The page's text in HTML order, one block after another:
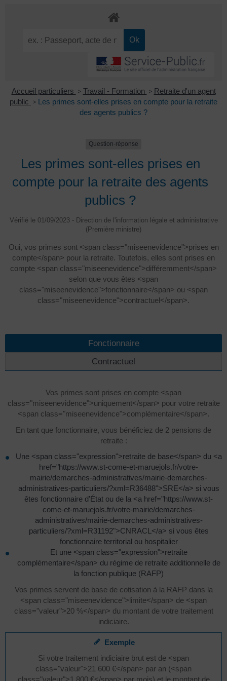
Accueil particuliers > Travail - Formation > Retraite d'un agent
public > Les primes sont-elles prises en compte pour la retraite
des agents publics ?
Question-réponse
Les primes sont-elles prises en
compte pour la retraite des agents
publics ?
Vérifié le 01/09/2023 - Direction de l'information légale et administrative
(Première ministre)
Oui, vos primes sont <span class="miseenevidence">prises en
compte</span> pour la retraite. Toutefois, elles sont prises en
compte <span class="miseenevidence">différemment</span>
selon que vous êtes <span
class="miseenevidence">fonctionnaire</span> ou <span
class="miseenevidence">contractuel</span>.
Fonctionnaire
Contractuel
Vos primes sont prises en compte <span
class="miseenevidence">uniquement</span> pour votre retraite
<span class="miseenevidence">complémentaire</span>.
En tant que fonctionnaire, vous bénéficiez de 2 pensions de
retraite :
Une <span class="expression">retraite de base</span> du <a
href="https://www.st-come-et-maruejols.fr/votre-
mairie/demarches-administratives/mairie-demarches-
administratives-particuliers/?xml=R36488">SRE</a> si vous
êtes fonctionnaire d’État ou de la <a href="https://www.st-
come-et-maruejols.fr/votre-mairie/demarches-
administratives/mairie-demarches-administratives-
particuliers/?xml=R31192">CNRACL</a> si vous êtes
fonctionnaire territorial ou hospitalier
Et une <span class="expression">retraite
complémentaire</span> du régime de retraite additionnelle de
la fonction publique (RAFP)
Vos primes servent de base de cotisation à la RAFP dans la
<span class="miseenevidence">limite</span> de <span
class="valeur">20 %</span> du montant de votre traitement
indiciaire.
Exemple
Si votre traitement indiciaire brut est de <span
class="valeur">21 600 €</span> par an (<span